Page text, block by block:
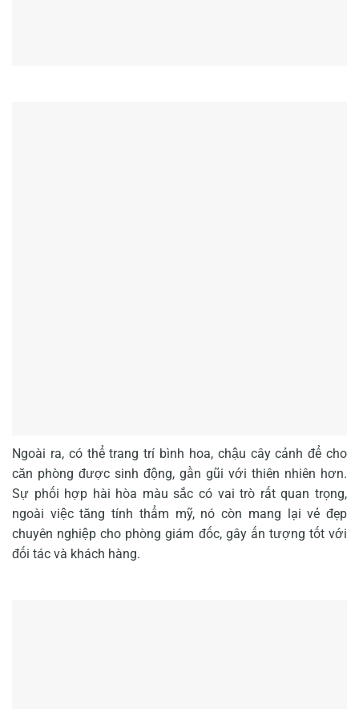
Ngoài ra, có thể trang trí bình hoa, chậu cây cảnh để cho
căn phòng được sinh động, gần gũi với thiên nhiên hơn.
Sự phối hợp hài hòa màu sắc có vai trò rất quan trọng,
ngoài việc tăng tính thẩm mỹ, nó còn mang lại vẻ đẹp
chuyên nghiệp cho phòng giám đốc, gây ấn tượng tốt với
đối tác và khách hàng.